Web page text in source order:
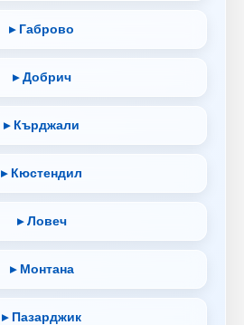
▸ Габрово
▸ Добрич
▸ Кърджали
▸ Кюстендил
▸ Ловеч
▸ Монтана
▸ Пазарджик